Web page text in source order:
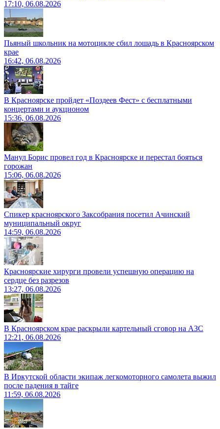
17:10, 06.08.2026
Пьяный школьник на мотоцикле сбил лошадь в Красноярском
крае
16:42, 06.08.2026
В Красноярске пройдет «Поздеев Фест» с бесплатными
концертами и аукционом
15:36, 06.08.2026
Манул Борис провел год в Красноярске и перестал бояться
горожан
15:06, 06.08.2026
Спикер красноярского Заксобрания посетил Ачинский
муниципальный округ
14:59, 06.08.2026
Красноярские хирурги провели успешную операцию на
сердце без разрезов
13:27, 06.08.2026
В Красноярском крае раскрыли картельный сговор на АЗС
12:21, 06.08.2026
В Иркутской области экипаж легкомоторного самолета выжил
после падения в тайге
11:59, 06.08.2026